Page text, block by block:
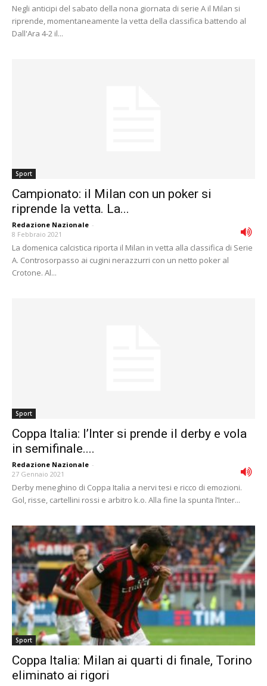
Negli anticipi del sabato della nona giornata di serie A il Milan si
riprende, momentaneamente la vetta della classifica battendo al
Dall'Ara 4-2 il...
Sport
Campionato: il Milan con un poker si
riprende la vetta. La...
Redazione Nazionale -
8 Febbraio 2021
La domenica calcistica riporta il Milan in vetta alla classifica di Serie
A. Controsorpasso ai cugini nerazzurri con un netto poker al
Crotone. Al...
Sport
Coppa Italia: l’Inter si prende il derby e vola
in semifinale....
Redazione Nazionale -
27 Gennaio 2021
Derby meneghino di Coppa Italia a nervi tesi e ricco di emozioni.
Gol, risse, cartellini rossi e arbitro k.o. Alla fine la spunta l’Inter...
Sport
Coppa Italia: Milan ai quarti di finale, Torino
eliminato ai rigori